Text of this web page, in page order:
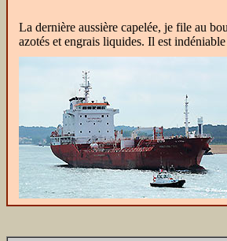
La dernière aussière capelée, je file au
azotés et engrais liquides. Il est